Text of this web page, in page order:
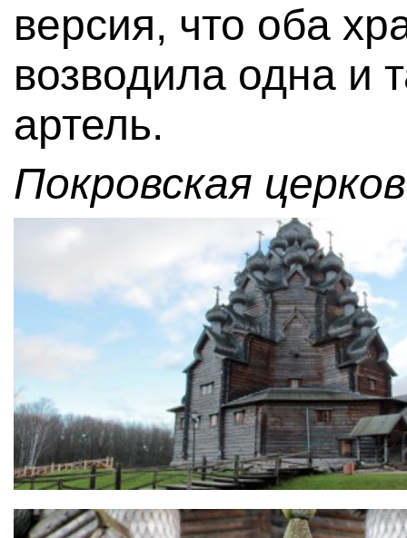
версия, что оба
возводила одна и
артель.
Покровская